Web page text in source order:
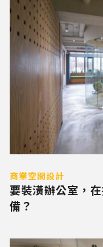
商業空間設計
要裝潢辦公室，
備？